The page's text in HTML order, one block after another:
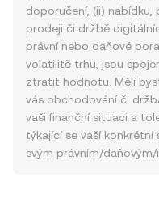
doporučení, (ii) nabídku,
prodeji či držbě
právní nebo daňové
volatilitě trhu, jsou
ztratit hodnotu. Měli
vás obchodování či
vaši finanční situaci a
týkající se vaší
svým právním/